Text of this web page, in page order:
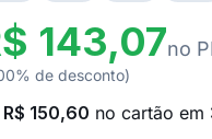
143,07no
de desconto)
R$ 150,60 no cartão em